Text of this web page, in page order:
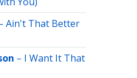
Ain't That Better
– I Want It That